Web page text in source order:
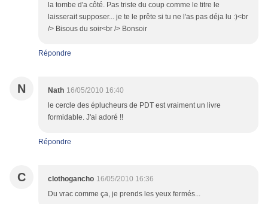
la tombe d'a côté. Pas triste du coup comme le titre le
laisserait supposer... je te le prête si tu ne l'as pas déja lu :)<br
/> Bisous du soir<br /> Bonsoir
Répondre
N Nath 16/05/2010 16:40
le cercle des éplucheurs de PDT est vraiment un livre
formidable. J'ai adoré !!
Répondre
C clothogancho 16/05/2010 16:36
Du vrac comme ça, je prends les yeux fermés...